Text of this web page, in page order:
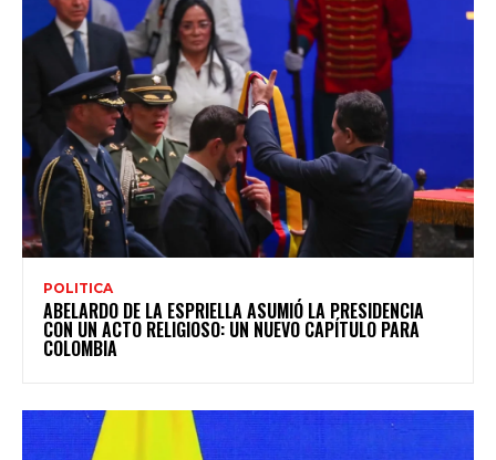
POLITICA
ABELARDO DE LA ESPRIELLA ASUMIÓ LA PRESIDENCIA
CON UN ACTO RELIGIOSO: UN NUEVO CAPÍTULO PARA
COLOMBIA